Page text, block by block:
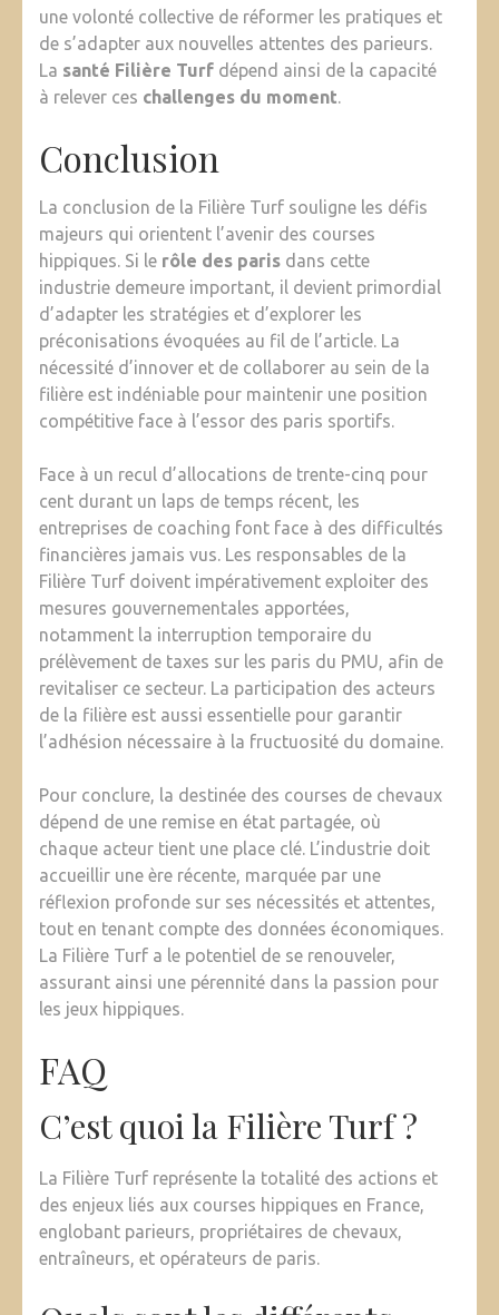
une volonté collective de réformer les pratiques et
de s’adapter aux nouvelles attentes des parieurs.
La santé Filière Turf dépend ainsi de la capacité
à relever ces challenges du moment.
Conclusion
La conclusion de la Filière Turf souligne les défis
majeurs qui orientent l’avenir des courses
hippiques. Si le rôle des paris dans cette
industrie demeure important, il devient primordial
d’adapter les stratégies et d’explorer les
préconisations évoquées au fil de l’article. La
nécessité d’innover et de collaborer au sein de la
filière est indéniable pour maintenir une position
compétitive face à l’essor des paris sportifs.
Face à un recul d’allocations de trente-cinq pour
cent durant un laps de temps récent, les
entreprises de coaching font face à des difficultés
financières jamais vus. Les responsables de la
Filière Turf doivent impérativement exploiter des
mesures gouvernementales apportées,
notamment la interruption temporaire du
prélèvement de taxes sur les paris du PMU, afin de
revitaliser ce secteur. La participation des acteurs
de la filière est aussi essentielle pour garantir
l’adhésion nécessaire à la fructuosité du domaine.
Pour conclure, la destinée des courses de chevaux
dépend de une remise en état partagée, où
chaque acteur tient une place clé. L’industrie doit
accueillir une ère récente, marquée par une
réflexion profonde sur ses nécessités et attentes,
tout en tenant compte des données économiques.
La Filière Turf a le potentiel de se renouveler,
assurant ainsi une pérennité dans la passion pour
les jeux hippiques.
FAQ
C’est quoi la Filière Turf ?
La Filière Turf représente la totalité des actions et
des enjeux liés aux courses hippiques en France,
englobant parieurs, propriétaires de chevaux,
entraîneurs, et opérateurs de paris.